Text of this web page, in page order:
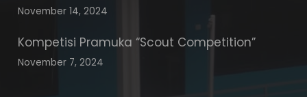
November 14, 2024
Kompetisi Pramuka “Scout Competition”
November 7, 2024